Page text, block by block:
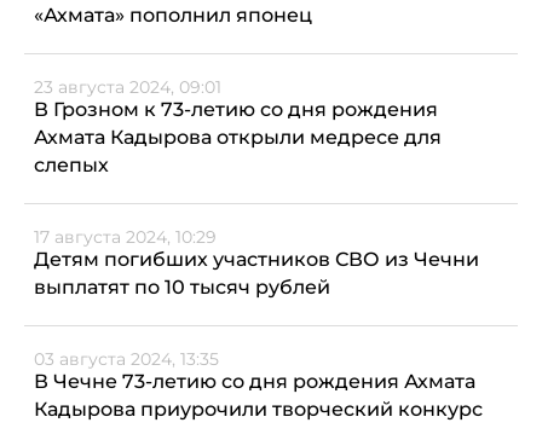
«Ахмата» пополнил японец
23 августа 2024, 09:01
В Грозном к 73-летию со дня рождения
Ахмата Кадырова открыли медресе для
слепых
17 августа 2024, 10:29
Детям погибших участников СВО из Чечни
выплатят по 10 тысяч рублей
03 августа 2024, 13:35
В Чечне 73-летию со дня рождения Ахмата
Кадырова приурочили творческий конкурс